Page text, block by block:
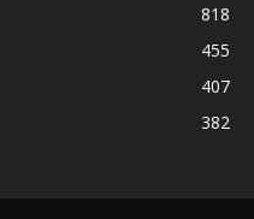
818
455
407
382